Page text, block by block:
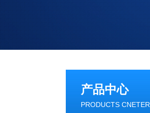
产品中心
PRODUCTS CNETER